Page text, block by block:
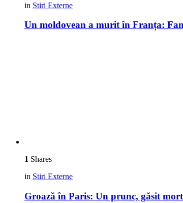
in Stiri Externe
Un moldovean a murit în Franța:
1 Shares
in Stiri Externe
Groază în Paris: Un prunc, găsit